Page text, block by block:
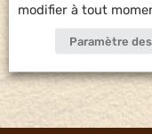
modifier à tout
Paramètre